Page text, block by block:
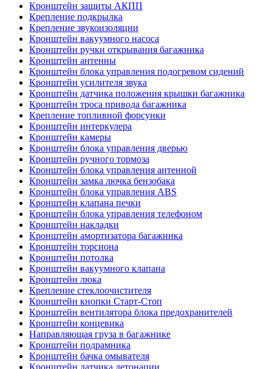
Кронштейн защиты АКПП
Крепление подкрылка
Крепление звукоизоляции
Кронштейн вакуумного насоса
Кронштейн ручки открывания багажника
Кронштейн антенны
Кронштейн блока управления подогревом сидений
Кронштейн усилителя звука
Кронштейн датчика положения крышки багажника
Кронштейн троса привода багажника
Крепление топливной форсунки
Кронштейн интеркулера
Кронштейн камеры
Кронштейн блока управления дверью
Кронштейн ручного тормоза
Кронштейн блока управления антенной
Кронштейн замка лючка бензобака
Кронштейн блока управления ABS
Кронштейн клапана печки
Кронштейн блока управления телефоном
Кронштейн накладки
Кронштейн амортизатора багажника
Кронштейн торсиона
Кронштейн потолка
Кронштейн вакуумного клапана
Кронштейн люка
Крепление стеклоочистителя
Кронштейн кнопки Старт-Стоп
Кронштейн вентилятора блока предохранителей
Кронштейн концевика
Направляющая груза в багажнике
Кронштейн подрамника
Кронштейн бачка омывателя
Кронштейн датчика детонации